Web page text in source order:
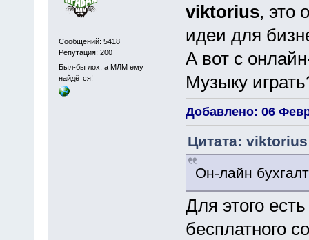
Сообщений: 5418
Репутация: 200
Был-бы лох, а МЛМ ему
найдётся!
viktorius, это
идеи для
А вот с
Музыку
Добавлено: 06
Цитата:
Он-лайн
Для этого
бесплатного